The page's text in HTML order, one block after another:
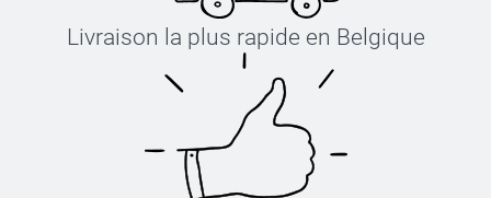
Livraison la plus rapide en Belgique